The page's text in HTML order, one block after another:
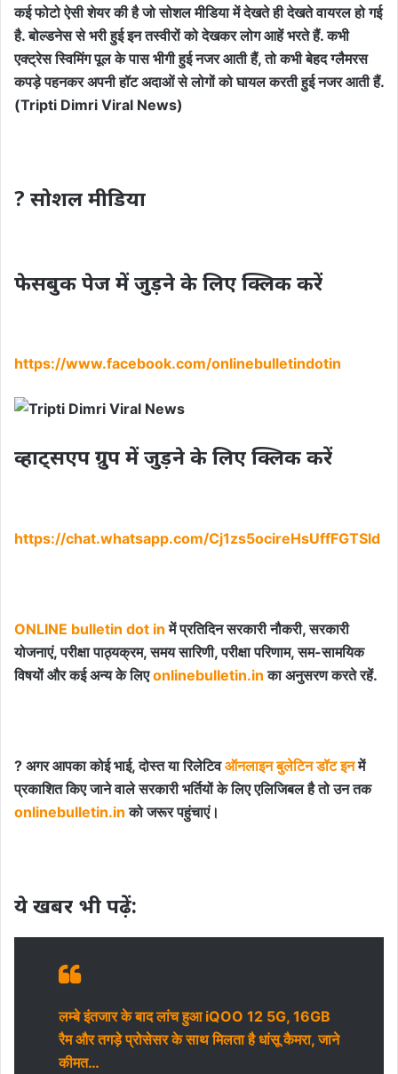
कई फोटो ऐसी शेयर की है जो सोशल मीडिया में देखते ही देखते वायरल हो गई
है. बोल्डनेस से भरी हुई इन तस्वीरों को देखकर लोग आहें भरते हैं. कभी
एक्ट्रेस स्विमिंग पूल के पास भीगी हुई नजर आती हैं, तो कभी बेहद ग्लैमरस
कपड़े पहनकर अपनी हॉट अदाओं से लोगों को घायल करती हुई नजर आती हैं.
(Tripti Dimri Viral News)
? सोशल मीडिया
फेसबुक पेज में जुड़ने के लिए क्लिक करें
https://www.facebook.com/onlinebulletindotin
व्हाट्सएप ग्रुप में जुड़ने के लिए क्लिक करें
https://chat.whatsapp.com/Cj1zs5ocireHsUffFGTSld
ONLINE bulletin dot in में प्रतिदिन सरकारी नौकरी, सरकारी
योजनाएं, परीक्षा पाठ्यक्रम, समय सारिणी, परीक्षा परिणाम, सम-सामयिक
विषयों और कई अन्य के लिएonlinebulletin.in का अनुसरण करते रहें.
? अगर आपका कोई भाई, दोस्त या रिलेटिवऑनलाइन बुलेटिन डॉट इनमें
प्रकाशित किए जाने वाले सरकारी भर्तियों के लिए एलिजिबल है तो उन तक
onlinebulletin.in को जरूर पहुंचाएं।
ये खबर भी पढ़ें:
लम्बे इंतजार के बाद लांच हुआ iQOO 12 5G, 16GB
रैम और तगड़े प्रोसेसर के साथ मिलता है धांसू कैमरा, जाने
कीमत…